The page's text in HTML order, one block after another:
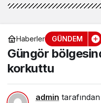
Haberler GÜNDEM
Güngör
korkuttu
admin